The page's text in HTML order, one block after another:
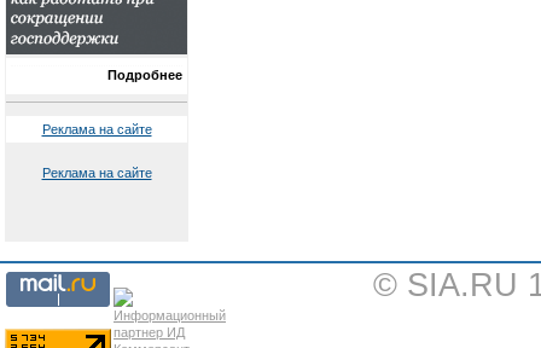
Подробнее
Реклама на сайте
Реклама на сайте
© SIA.RU